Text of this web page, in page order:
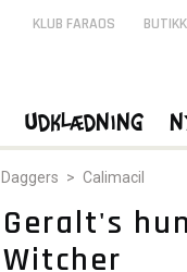
Daggers > Calimacil
Geralt's
Witcher
KLUB FARAOS
Udklædning